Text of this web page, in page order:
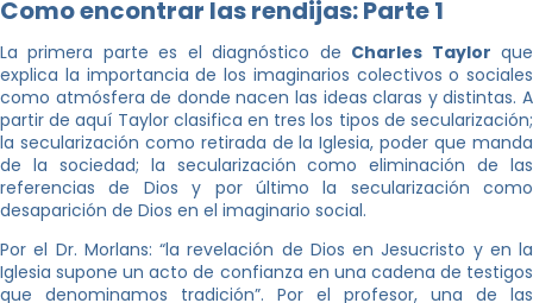
Como encontrar las rendijas: Parte 1
La primera parte es el diagnóstico de Charles Taylor que
explica la importancia de los imaginarios colectivos o sociales
como atmósfera de donde nacen las ideas claras y distintas. A
partir de aquí Taylor clasifica en tres los tipos de secularización;
la secularización como retirada de la Iglesia, poder que manda
de la sociedad; la secularización como eliminación de las
referencias de Dios y por último la secularización como
desaparición de Dios en el imaginario social.
Por el Dr. Morlans: “la revelación de Dios en Jesucristo y en la
Iglesia supone un acto de confianza en una cadena de testigos
que denominamos tradición”. Por el profesor, una de las